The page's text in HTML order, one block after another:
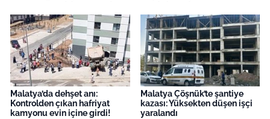
Malatya’da dehşet anı:
Kontrolden çıkan hafriyat
kamyonu evin içine girdi!
Malatya Çöşnük’te şantiye
kazası: Yüksekten düşen işçi
yaralandı